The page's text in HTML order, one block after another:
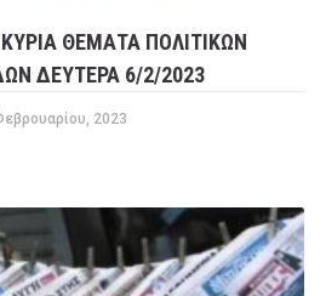
ΘΕΜΑΤΑ ΠΟΛΙΤΙΚΩΝ
ΔΕΥΤΕΡΑ 6/2/2023
2023